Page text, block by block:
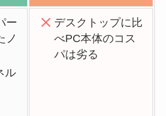
ー
ノ
ル
デスクトップに比
べPC本体のコス
パは劣る